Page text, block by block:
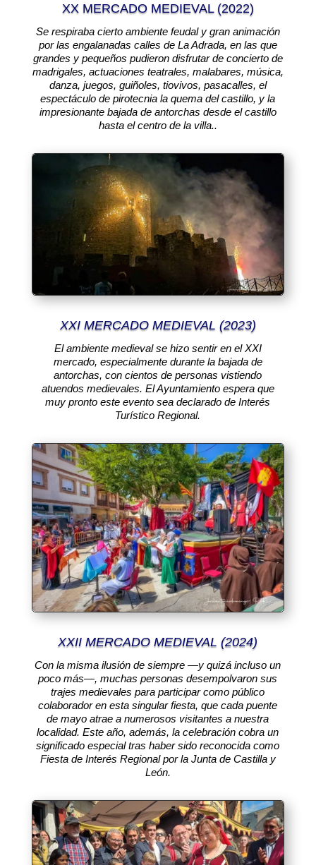
XX MERCADO MEDIEVAL (2022)
Se respiraba cierto ambiente feudal y gran animación
por las engalanadas calles de La Adrada, en las que
grandes y pequeños pudieron disfrutar de concierto de
madrigales, actuaciones teatrales, malabares, música,
danza, juegos, guiñoles, tiovivos, pasacalles, el
espectáculo de pirotecnia la quema del castillo, y la
impresionante bajada de antorchas desde el castillo
hasta el centro de la villa..
XXI MERCADO MEDIEVAL (2023)
El ambiente medieval se hizo sentir en el XXI
mercado, especialmente durante la bajada de
antorchas, con cientos de personas vistiendo
atuendos medievales. El Ayuntamiento espera que
muy pronto este evento sea declarado de Interés
Turístico Regional.
XXII MERCADO MEDIEVAL (2024)
Con la misma ilusión de siempre —y quizá incluso un
poco más—, muchas personas desempolvaron sus
trajes medievales para participar como público
colaborador en esta singular fiesta, que cada puente
de mayo atrae a numerosos visitantes a nuestra
localidad. Este año, además, la celebración cobra un
significado especial tras haber sido reconocida como
Fiesta de Interés Regional por la Junta de Castilla y
León.